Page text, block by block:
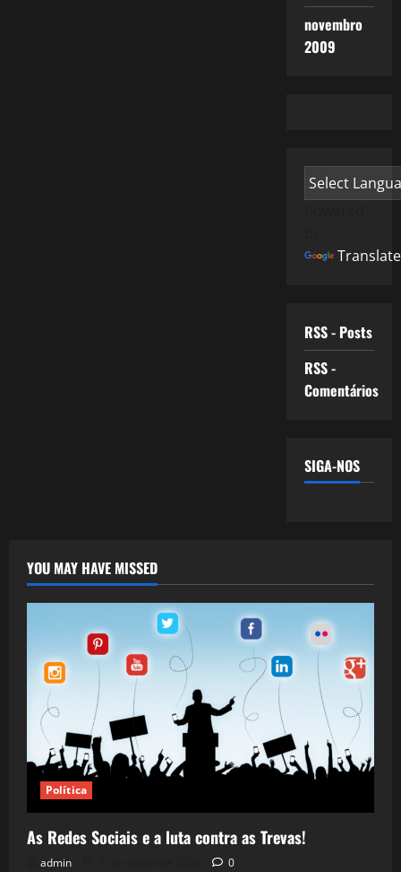
novembro
2009
Translate
RSS - Posts
RSS -
Comentários
SIGA-NOS
YOU MAY HAVE MISSED
Política
As Redes Sociais e a luta contra as Trevas!
admin 0